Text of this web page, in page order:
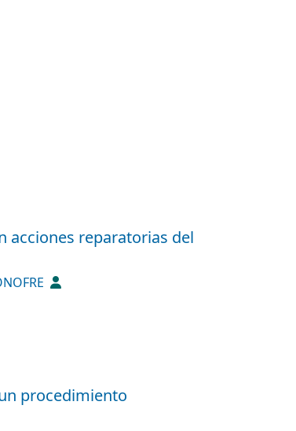
acciones reparatorias del
procedimiento